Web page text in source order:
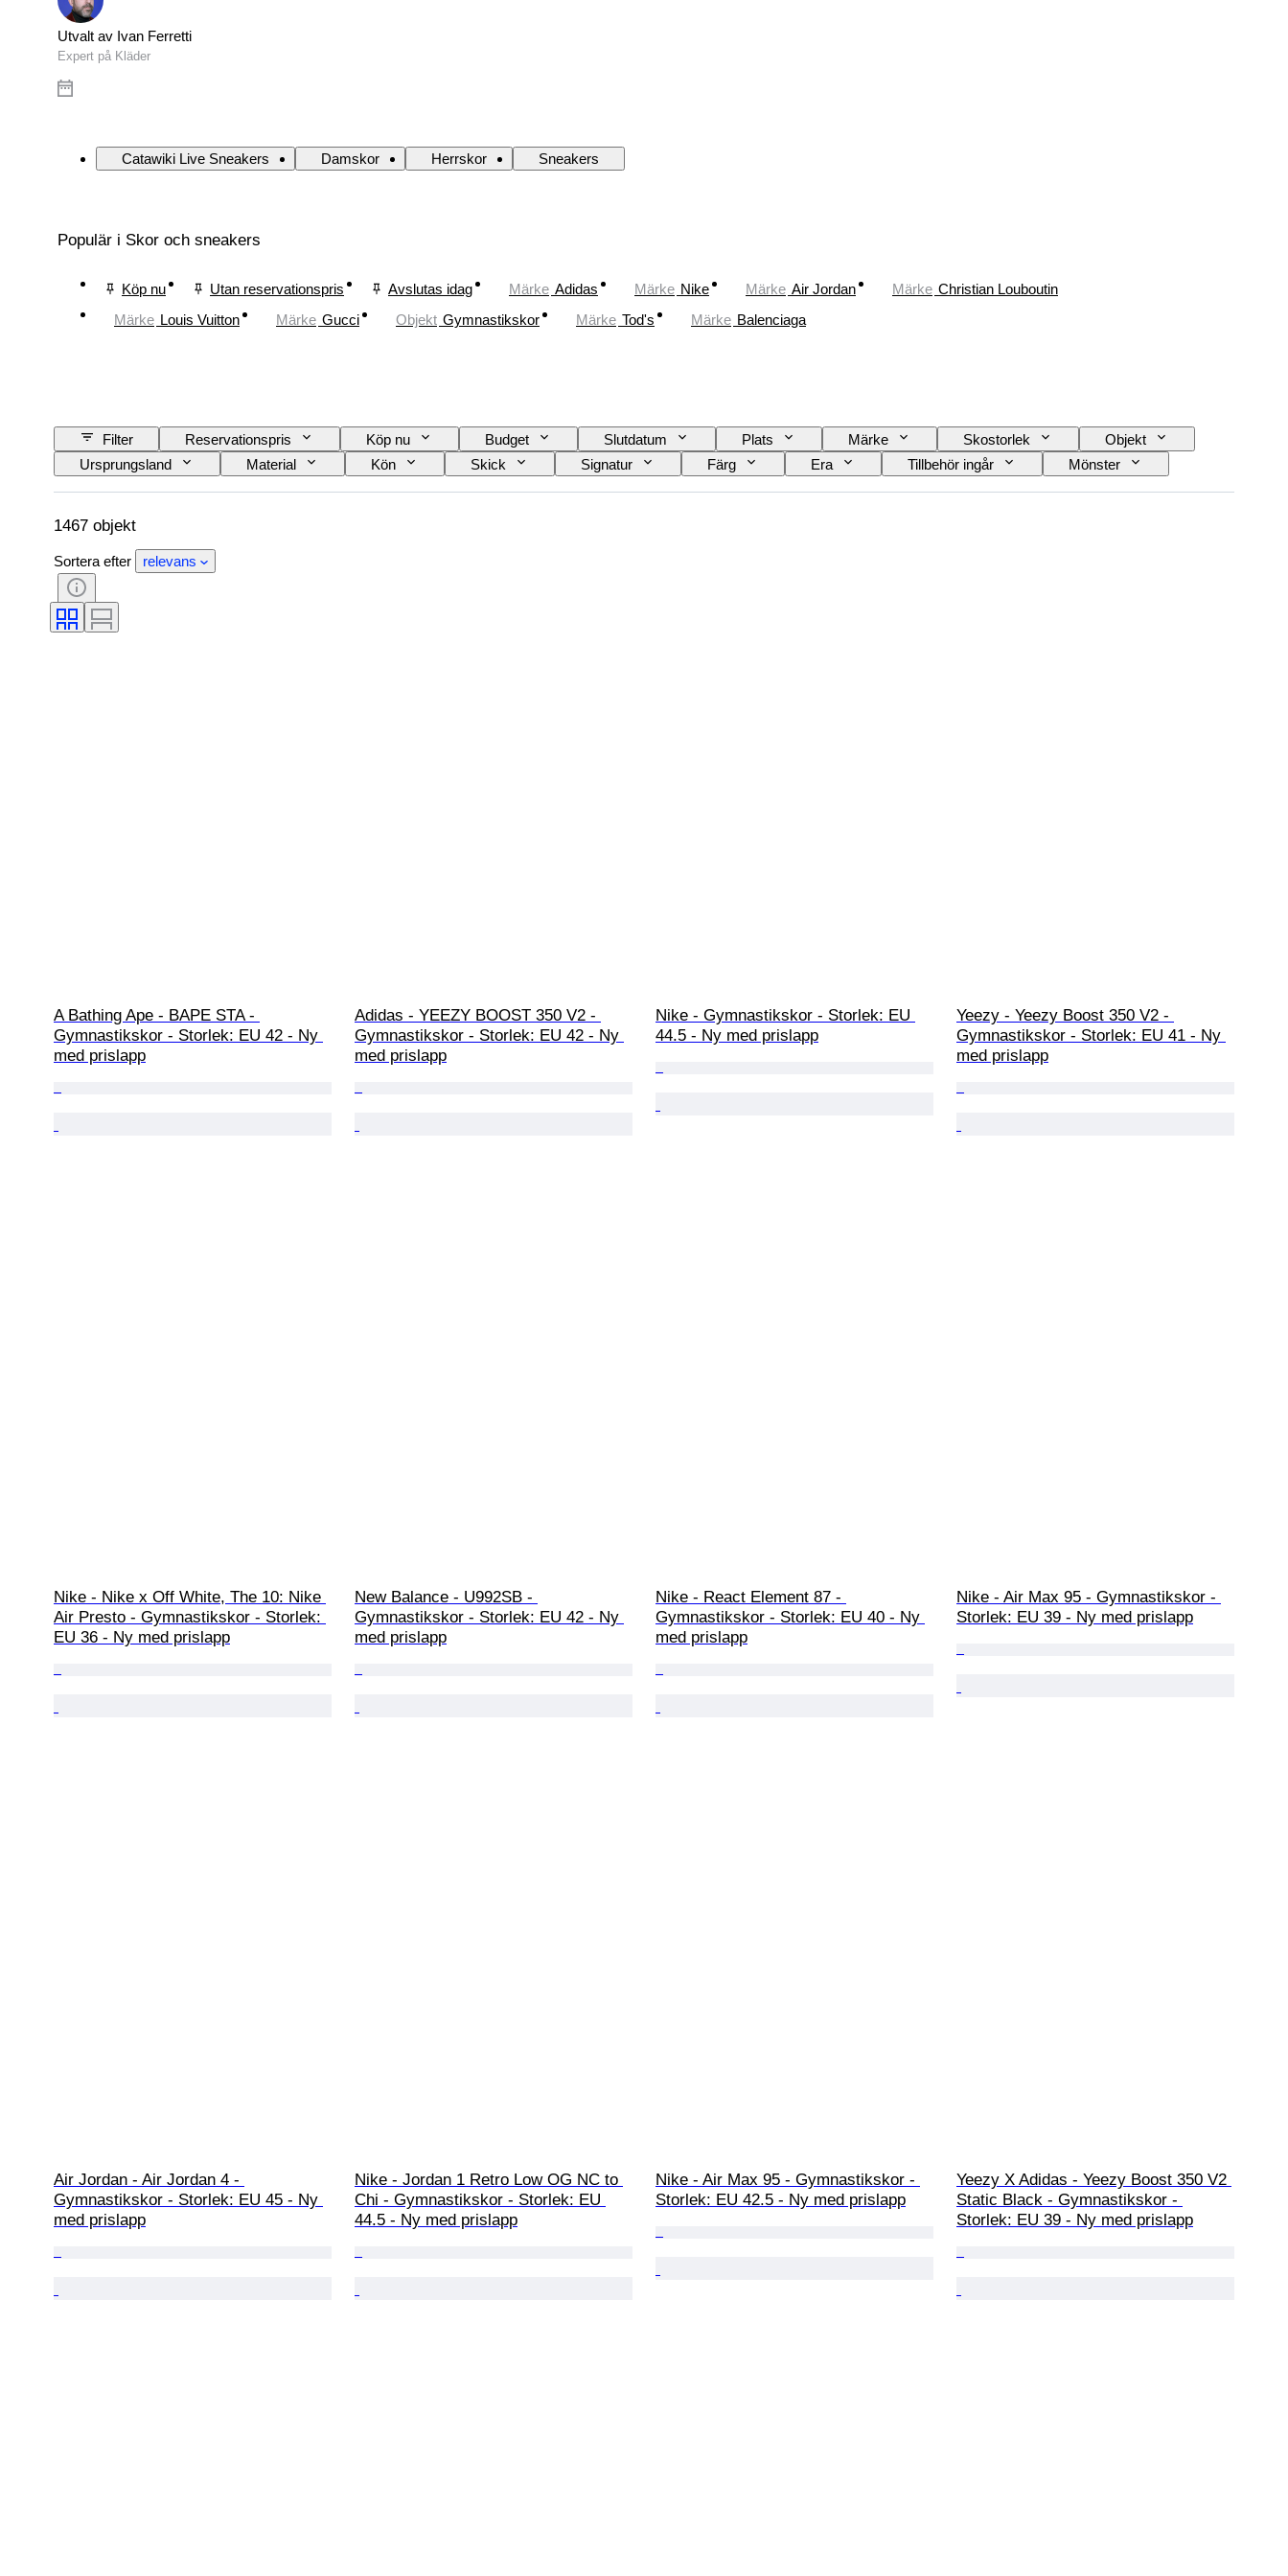
Utvalt av Ivan Ferretti
Expert på Kläder
Catawiki Live Sneakers Damskor Herrskor Sneakers
Populär i Skor och sneakers
Köp nu Utan reservationspris Avslutas idag Märke Adidas Märke Nike Märke Air Jordan Märke Christian Louboutin
Märke Louis Vuitton Märke Gucci Objekt Gymnastikskor Märke Tod's Märke Balenciaga
Filter Reservationspris Köp nu Budget Slutdatum Plats Märke Skostorlek
Objekt
Ursprungsland
Material Kön Skick Signatur Färg Era Tillbehör ingår
Mönster
Modell
1467 objekt
Sortera efter relevans
A Bathing Ape - BAPE STA -
Gymnastikskor - Storlek: EU 42 - Ny
med prislapp
Adidas - YEEZY BOOST 350 V2 -
Gymnastikskor - Storlek: EU 42 - Ny
med prislapp
Nike - Gymnastikskor - Storlek: EU
44.5 - Ny med prislapp
Yeezy - Yeezy Boost 350 V2 -
Gymnastikskor - Storlek: EU 41 - Ny
med prislapp
Nike - Nike x Off White, The 10: Nike
Air Presto - Gymnastikskor - Storlek:
EU 36 - Ny med prislapp
New Balance - U992SB -
Gymnastikskor - Storlek: EU 42 - Ny
med prislapp
Nike - React Element 87 -
Gymnastikskor - Storlek: EU 40 - Ny
med prislapp
Nike - Air Max 95 - Gymnastikskor -
Storlek: EU 39 - Ny med prislapp
Air Jordan - Air Jordan 4 -
Gymnastikskor - Storlek: EU 45 - Ny
med prislapp
Nike - Jordan 1 Retro Low OG NC to
Chi - Gymnastikskor - Storlek: EU
44.5 - Ny med prislapp
Nike - Air Max 95 - Gymnastikskor -
Storlek: EU 42.5 - Ny med prislapp
Yeezy X Adidas - Yeezy Boost 350 V2
Static Black - Gymnastikskor -
Storlek: EU 39 - Ny med prislapp